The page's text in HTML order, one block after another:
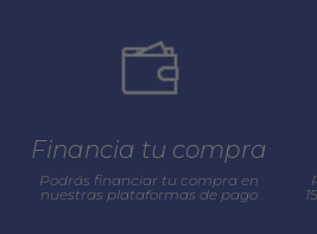
Financia tu compra
Podrás financiar tu compra en
nuestras plataformas de pago